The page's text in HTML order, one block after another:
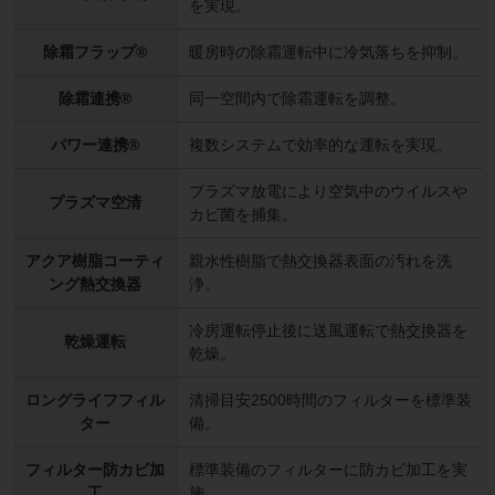
を実現。
除霜フラップ® 暖房時の除霜運転中に冷気落ちを抑制。
除霜連携® 同一空間内で除霜運転を調整。
パワー連携® 複数システムで効率的な運転を実現。
プラズマ空清
プラズマ放電により空気中のウイルスや
カビ菌を捕集。
アクア樹脂コーティ
ング熱交換器
親水性樹脂で熱交換器表面の汚れを洗
浄。
乾燥運転
冷房運転停止後に送風運転で熱交換器を
乾燥。
ロングライフフィル
ター
清掃目安2500時間のフィルターを標準装
備。
フィルター防カビ加
標準装備のフィルターに防カビ加工を実